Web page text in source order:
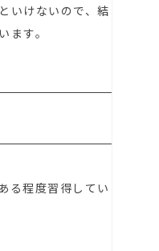
いけないので、結
す。
る程度習得してい